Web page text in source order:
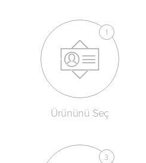
Ürününü Seç